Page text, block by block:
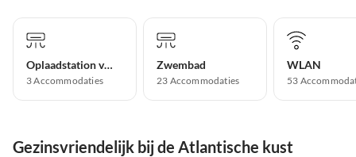
Oplaadstation voor elektrische auto's
3 Accommodaties
Zwembad
23 Accommodaties
WLAN
53
Gezinsvriendelijk bij de Atlantische kust